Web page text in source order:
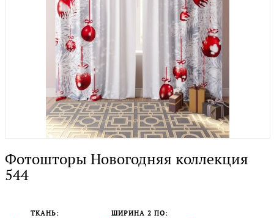
Фотошторы Новогодняя коллекция
544
ТКАНЬ: ШИРИНА 2 ПO: